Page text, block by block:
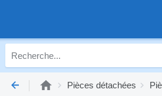
Pièces détachées